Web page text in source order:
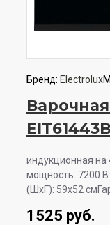
Бренд: Electrolux
EIT61443B
индукционная на
мощность: 7200
(ШхГ): 59x52
1525 руб.